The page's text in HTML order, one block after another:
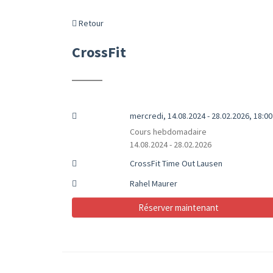
Retour
CrossFit
mercredi, 14.08.2024 - 28.02.2026,
Cours hebdomadaire
14.08.2024 - 28.02.2026
CrossFit Time Out Lausen
Rahel Maurer
Réserver maintenant